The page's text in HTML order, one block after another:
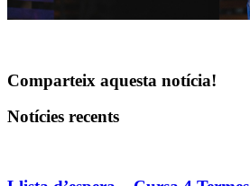
Comparteix aquesta notícia!
Notícies recents